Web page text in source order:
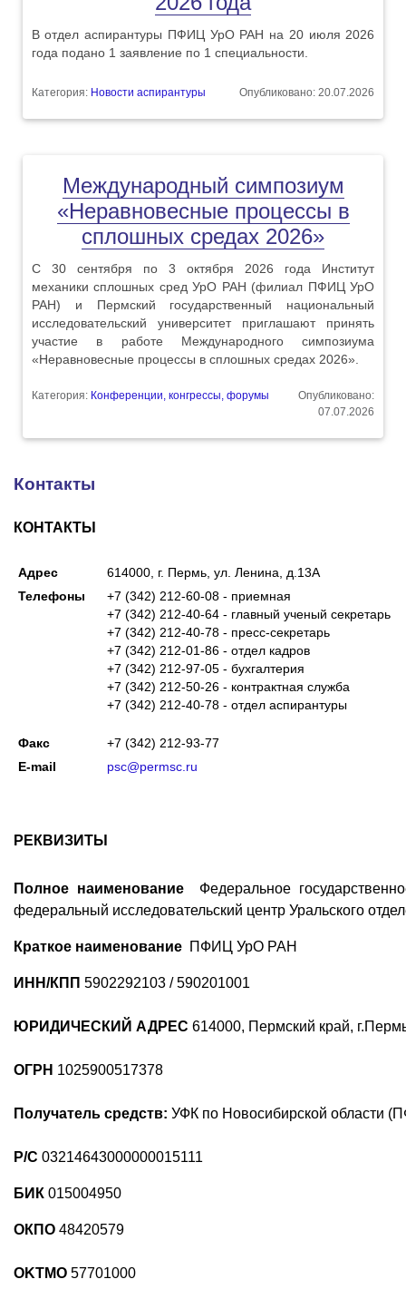
В отдел аспирантуры ПФИЦ УрО РАН на 20 июля 2026
года подано 1 заявление по 1 специальности.
Категория: Новости аспирантуры Опубликовано: 20.07.2026
Международный симпозиум
«Неравновесные процессы в
сплошных средах 2026»
С 30 сентября по 3 октября 2026 года Институт
механики сплошных сред УрО РАН (филиал ПФИЦ УрО
РАН) и Пермский государственный национальный
исследовательский университет приглашают принять
участие в работе Международного симпозиума
«Неравновесные процессы в сплошных средах 2026».
Категория: Конференции, конгрессы, форумы
Опубликовано:
07.07.2026
Контакты
КОНТАКТЫ
Адрес
614000, г. Пермь, ул. Ленина, д.13А
Телефоны
+7 (342) 212-60-08 - приемная
+7 (342) 212-40-64 - главный ученый секретарь
+7 (342) 212-40-78 - пресс-секретарь
+7 (342) 212-01-86 - отдел кадров
+7 (342) 212-97-05 - бухгалтерия
+7 (342) 212-50-26 - контрактная служба
+7 (342) 212-40-78 - отдел аспирантуры
Факс
+7 (342) 212-93-77
E-mail
psc@permsc.ru
РЕКВИЗИТЫ
Полное наименование Федеральное
федеральный исследовательский центр Уральского
Краткое наименование ПФИЦ УрО РАН
ИНН/КПП 5902292103 / 590201001
ЮРИДИЧЕСКИЙ АДРЕС 614000, Пермский край,
ОГРН 1025900517378
Получатель средств: УФК по Новосибирской области
Р/С 03214643000000015111
БИК 015004950
ОКПО 48420579
OKTMO 57701000